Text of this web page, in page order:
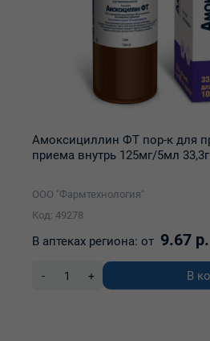
Амоксициллин ФТ пор-к для
приема внутрь 125мг/5мл
ООО "Фармтехнология"
Код: 49278
В аптеках региона: от 9.67 р.
- + В